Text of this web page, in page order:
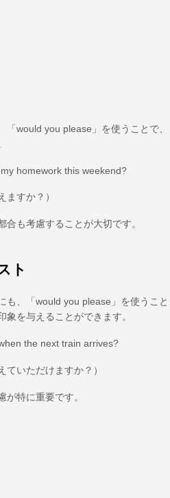
would you please」を使うことで、
homework this weekend?
ますか？）
も考慮することが大切です。
ト
も、「would you please」を使うこと
を与えることができます。
the next train arrives?
ていただけますか？）
特に重要です。